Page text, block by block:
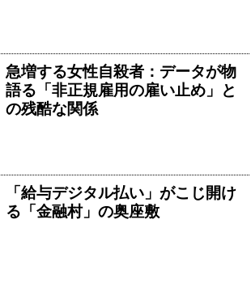
急増する女性自殺者：データが物
語る「非正規雇用の雇い止め」と
の残酷な関係
「給与デジタル払い」がこじ開け
る「金融村」の奥座敷